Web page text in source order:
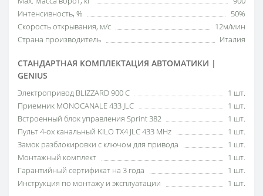
Интенсивность, %
50%
Скорость открывания, м/с
12м/мин
Страна производитель
Италия
СТАНДАРТНАЯ КОМПЛЕКТАЦИЯ АВТОМАТИКИ |
GENIUS
Электропривод BLIZZARD 900 C
1 шт.
Приемник MONOCANALE 433 JLC
1 шт.
Встроенный блок управления Sprint 382
1 шт.
Пульт 4-ох канальный KILO TX4 JLC 433 MHz
1 шт.
Замок разблокировки с ключом для привода
1 шт.
Монтажный комплект
1 шт.
Гарантийный сертификат на 3 года
1 шт.
Инструкция по монтажу и эксплуатации
1 шт.